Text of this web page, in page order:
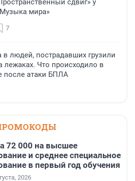
сдвиг» у
мира»
7
в людей, пострадавших грузили
лежаках. Что происходило в
после атаки БПЛА
72 000 на высшее
и среднее специальное
в первый год обучения
2026